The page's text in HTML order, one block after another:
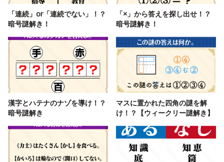
「連続」or「連続でない」！？
暗号謎解き！
「×」から答えを探し出せ！？
暗号謎解き！
漢字とハテナのナゾを導け！？
暗号謎解き
マスに置かれた四角の謎を解
け！？【ウィークリー謎解き】